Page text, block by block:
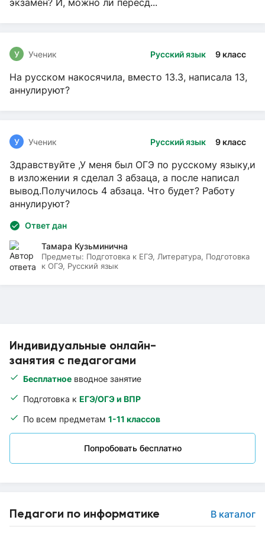
Индивидуальные онлайн-
занятия с педагогами
Бесплатное вводное занятие
Подготовка к ЕГЭ/ОГЭ и ВПР
По всем предметам 1-11 классов
Попробовать бесплатно
Педагоги по информатике В каталог
экзамен? И, можно ли пересд...
Русский язык 9 класс
У Ученик
На русском накосячила, вместо 13.3, написала 13,
аннулируют?
Русский язык 9 класс
У Ученик
Здравствуйте ,У меня был ОГЭ по русскому языку,и
в изложении я сделал 3 абзаца, а после написал
вывод.Получилось 4 абзаца. Что будет? Работу
аннулируют?
Ответ дан
Тамара Кузьминична
Предметы: Подготовка к ЕГЭ, Литература, Подготовка
к ОГЭ, Русский язык